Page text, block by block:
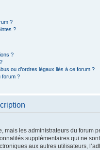
?
?
?
ou d’ordres légaux liés à ce forum ?
forum ?
mais les administrateurs du
supplémentaires qui ne
aux autres utilisateurs,